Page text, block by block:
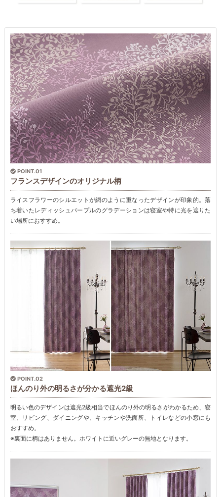
POINT.01
フランスデザインのオリジナル柄
ライスフラワーのシルエットが網のように重なったデザインが印象的。落
ち着いたレディッシュパープルのグラデーションは寝室や特に光を遮りた
い場所におすすめ。
POINT.02
ほんのり外の明るさが分かる遮光2級
明るい色のデザインは遮光2級相当でほんのり外の明るさがわかるため、寝
室、リビング、ダイニングや、キッチンや洗面所、トイレなどの小窓にも
おすすめ。
※裏面に柄はありません。ホワイトに近いグレーの無地となります。